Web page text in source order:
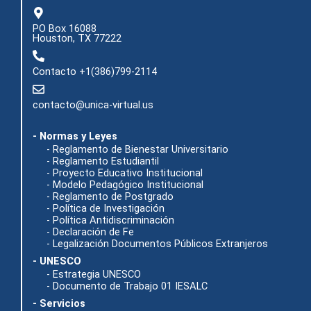
PO Box 16088
Houston, TX 77222
Contacto +1(386)799-2114
contacto@unica-virtual.us
- Normas y Leyes
- Reglamento de Bienestar Universitario
- Reglamento Estudiantil
- Proyecto Educativo Institucional
- Modelo Pedagógico Institucional
- Reglamento de Postgrado
- Política de Investigación
- Política Antidiscriminación
- Declaración de Fe
- Legalización Documentos Públicos Extranjeros
- UNESCO
- Estrategia UNESCO
- Documento de Trabajo 01 IESALC
- Servicios